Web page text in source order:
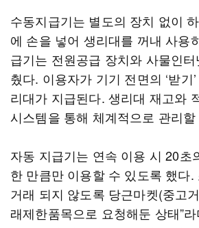
수동지급기는 별도의 장치 없이
에 손을 넣어 생리대를 꺼내 사용
급기는 전원공급 장치와 사물인
췄다. 이용자가 기기 전면의 ‘받기
리대가 지급된다. 생리대 재고와
시스템을 통해 체계적으로 관리
자동 지급기는 연속 이용 시 20초
한 만큼만 이용할 수 있도록 했다.
거래 되지 않도록 당근마켓(중고
래제한품목으로 요청해둔 상태”